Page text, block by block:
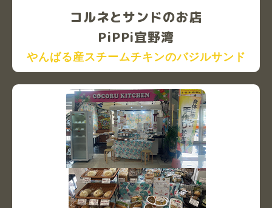
コルネとサンドのお店
PiPPi宜野湾
やんばる産スチームチキンのバジルサンド